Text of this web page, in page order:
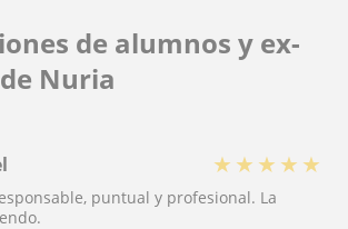
de alumnos y ex-
Nuria
★ ★ ★ ★ ★
puntual y profesional. La